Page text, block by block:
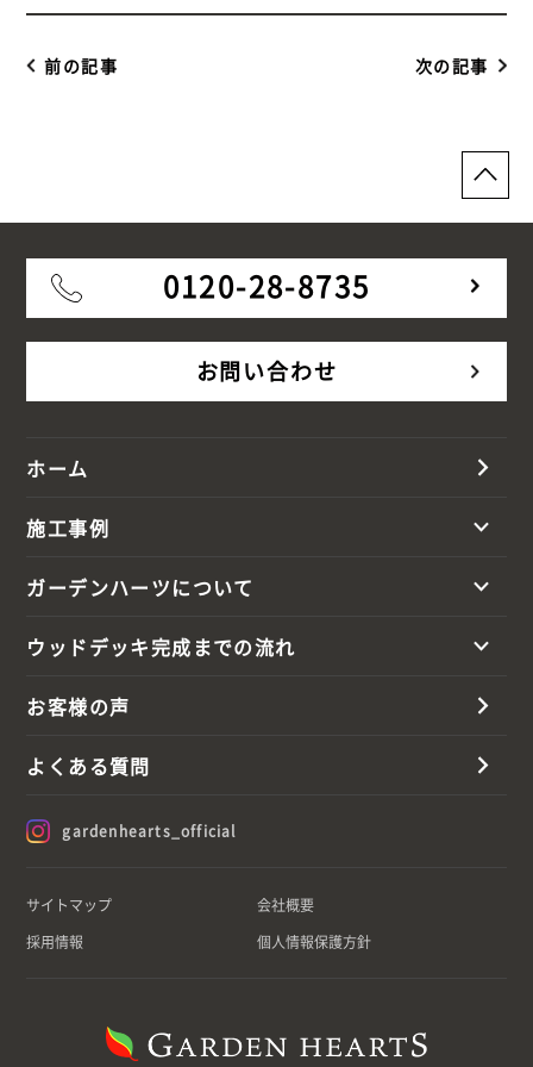
前の記事 次の記事
0120-28-8735
お問い合わせ
ホーム
施工事例
ガーデンハーツについて
ウッドデッキ完成までの流れ
お客様の声
よくある質問
gardenhearts_official
サイトマップ
会社概要
採用情報
個人情報保護方針